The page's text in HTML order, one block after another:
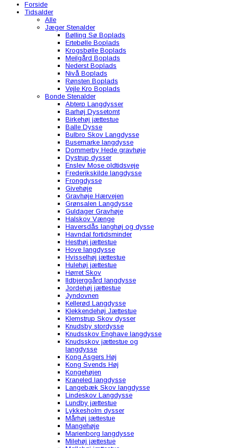
Forside
Tidsalder
Alle
Jæger Stenalder
Bølling Sø Boplads
Ertebølle Boplads
Krogsbølle Boplads
Meilgård Boplads
Nederst Boplads
Nivå Boplads
Rønsten Boplads
Vejle Kro Boplads
Bonde Stenalder
Abterp Langdysser
Barhøj Dyssetomt
Birkehøj jættestue
Balle Dysse
Bulbro Skov Langdysse
Busemarke langdysse
Dommerby Hede gravhøje
Dystrup dysser
Enslev Mose oldtidsveje
Frederikskilde langdysse
Frongdysse
Givehøje
Gravhøje Hærvejen
Grønsalen Langdysse
Guldager Gravhøje
Halskov Vænge
Haversdås langhøj og dysse
Havndal fortidsminder
Hesthøj jættestue
Hove langdysse
Hvisselhøj jættestue
Hulehøj jættestue
Hørret Skov
Ildbjerggård langdysse
Jordehøj jættestue
Jyndovnen
Kellerød Langdysse
Klekkendehøj Jættestue
Klemstrup Skov dysser
Knudsby stordysse
Knudsskov Enghave langdysse
Knudsskov jættestue og
langdysse
Kong Asgers Høj
Kong Svends Høj
Kongehøjen
Kraneled langdysse
Langebæk Skov langdysse
Lindeskov Langdysse
Lundby jættestue
Lykkesholm dysser
Mårhøj jættestue
Mangehøje
Marienborg langdysse
Milehøj jættestue